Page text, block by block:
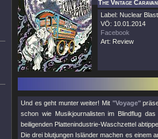
The Vintage
Label: Nuclear Blast
VÖ: 10.01.2014
Facebook
Art: Review
Und es geht munter weiter! Mit "Voyage"
schon wie Musikjournalisten im Blindflug
beiligenden Plattenindustrie-Waschzettel
Die drei blutjungen Isländer machen es einem